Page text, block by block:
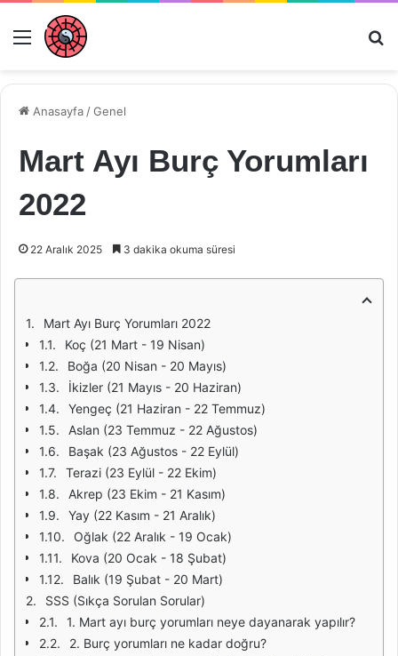
Menü
Anasayfa /Genel
Mart Ayı Burç Yorumları
2022
22 Aralık 2025 3 dakika okuma süresi
Mart Ayı Burç Yorumları 2022
Koç (21 Mart - 19 Nisan)
Boğa (20 Nisan - 20 Mayıs)
İkizler (21 Mayıs - 20 Haziran)
Yengeç (21 Haziran - 22 Temmuz)
Aslan (23 Temmuz - 22 Ağustos)
Başak (23 Ağustos - 22 Eylül)
Terazi (23 Eylül - 22 Ekim)
Akrep (23 Ekim - 21 Kasım)
Yay (22 Kasım - 21 Aralık)
Oğlak (22 Aralık - 19 Ocak)
Kova (20 Ocak - 18 Şubat)
Balık (19 Şubat - 20 Mart)
SSS (Sıkça Sorulan Sorular)
1. Mart ayı burç yorumları neye dayanarak yapılır?
2. Burç yorumları ne kadar doğru?